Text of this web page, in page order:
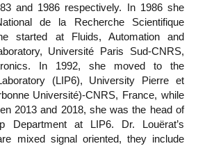
and 1986 respectively. In 1986 she
de la Recherche Scientifique
started at Fluids, Automation and
Université Paris Sud-CNRS,
In 1992, she moved to the
(LIP6), University Pierre et
Université)-CNRS, France, while
2013 and 2018, she was the head of
Department at LIP6. Dr. Louërat’s
mixed signal oriented, they include